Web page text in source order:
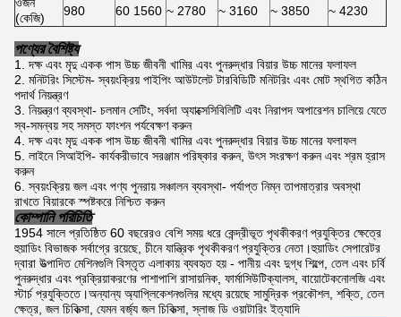
(কেজি)
980 60 1560 ~ 2780 ~ 3160 ~ 3850 ~ 4230
পণ্যের বৈশিষ্ট্য
দক্ষ এবং মৃদু একক পাস উচ্চ জীবনী খামির এবং পুনরুদ্ধার বিয়ার উচ্চ মানের ফলাফল
মনিটরিং সিস্টেম- স্বয়ংক্রিয় পাইপিং আউটলেট টারবিডিটি মনিটরিং এবং মোট স্থগিত কঠিন
পদার্থ নিয়ন্ত্রণ
নিয়ন্ত্রণ ব্যবস্থা- চলমান সেটিং, সর্বদা অ্যাক্সেসিবিলিটি এবং নিরাপদ অপারেশন চালিয়ে যেতে
স্ব-সমন্বয় সহ সমস্ত ফাংশন পর্যবেক্ষণ করুন
দক্ষ এবং মৃদু একক পাস উচ্চ জীবনী খামির এবং পুনরুদ্ধার বিয়ার উচ্চ মানের ফলাফল
লাইনে সিআইপি- কার্যকরীভাবে সরঞ্জাম পরিষ্কার করুন, উৎস সংরক্ষণ করুন এবং শ্রম হ্রাস
করুন
স্বয়ংক্রিয় জল এবং পণ্য পুনরায় সঞ্চালন ব্যবস্থা- পর্যাপ্ত নিম্ন তাপমাত্রার অবস্থা
রাখতে বিয়ারকে স্পষ্টকরে নিশ্চিত করুন
কোম্পানি পরিচিতি
1954 সালে প্রতিষ্ঠিত 60 বছরেরও বেশি সময় ধরে কেন্দ্রীভূত পৃথকীকরণ প্রযুক্তির ক্ষেত্রে
হুয়াডিং বিভাজক সর্বাগ্রে রয়েছে, চীনে যান্ত্রিক পৃথকীকরণ প্রযুক্তির নেতা।হুয়াডিং সেপারেটর
দ্বারা উত্পাদিত মেশিনগুলি বিস্তৃত এলাকায় ব্যবহৃত হয় - পানীয় এবং দুগ্ধ শিল্পে, তেল এবং চর্বি
পুনরুদ্ধার এবং প্রক্রিয়াকরণের পাশাপাশি রাসায়নিক, ফার্মাসিউটিক্যালস, বায়োটেকনোলজি এবং
স্টার্চ প্রযুক্তিতে।অন্যান্য অ্যাপ্লিকেশনগুলির মধ্যে রয়েছে সামুদ্রিক প্রকৌশল, শক্তি, তেল
ক্ষেত্র, জল চিকিত্সা, যেমন বর্জ্য জল চিকিত্সা, স্লাজ ডি ওয়াটারিং ইত্যাদি